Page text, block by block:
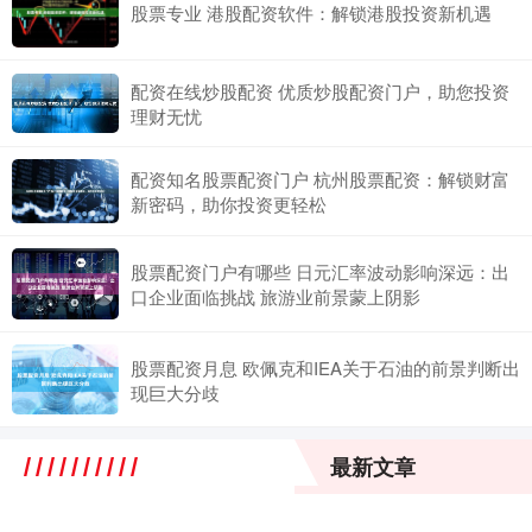
股票专业 港股配资软件：解锁港股投资新机遇
配资在线炒股配资 优质炒股配资门户，助您投资
理财无忧
配资知名股票配资门户 杭州股票配资：解锁财富
新密码，助你投资更轻松
股票配资门户有哪些 日元汇率波动影响深远：出
口企业面临挑战 旅游业前景蒙上阴影
股票配资月息 欧佩克和IEA关于石油的前景判断出
现巨大分歧
最新文章